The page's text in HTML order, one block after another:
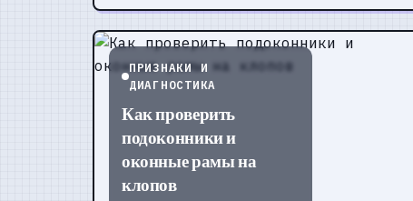
ПРИЗНАКИ И
ДИАГНОСТИКА
Как проверить
подоконники и
оконные рамы на
клопов